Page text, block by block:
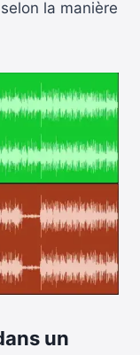
la manière
un